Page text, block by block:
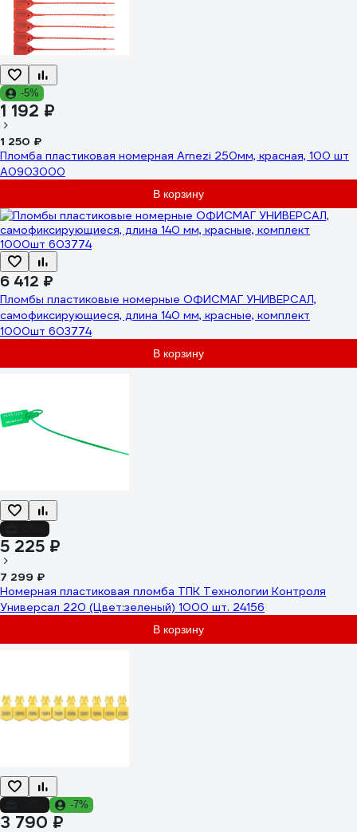
-5%
1 192 ₽
1 250 ₽
Пломба пластиковая номерная Arnezi 250мм, красная, 100 шт
A0903000
В корзину
6 412 ₽
Пломбы пластиковые номерные ОФИСМАГ УНИВЕРСАЛ,
самофиксирующиеся, длина 140 мм, красные, комплект
1000шт 603774
В корзину
5 225 ₽
7 299 ₽
Номерная пластиковая пломба ТПК Технологии Контроля
Универсал 220 (Цвет:зеленый) 1000 шт. 24156
В корзину
-7%
3 790 ₽